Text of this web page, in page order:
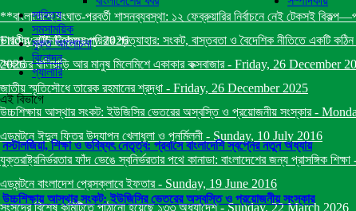
**বাংলাদেশে সংঘাত-পরবর্তী শাসনব্যবস্থা: ১২ ফেব্রুয়ারির নির্বাচনে নেই টেকসই
Friday, 06 February 2026
ভারতীয় কূটনৈতিকদের পরিবার প্রত্যাহার: সংকট, বাস্তবতা ও বৈদেশিক নীতিতে একটি কঠিন
2026
সৈকতের বালিয়াড়ি আর মানুষ মিলেমিশে একাকার কক্সবাজার- Friday, 26 December
জাতীয় স্মৃতিসৌধে তারেক রহমানের শ্রদ্ধা - Friday, 26 December 2025
উচ্চশিক্ষায় আস্থার সংকট: ইউজিসির ভেতরের অস্বস্তি ও প্রয়োজনীয় সংস্কার-
এডমন্টনে ঈদুল ফিতর উদযাপন খেলাধুলা ও পূনর্মিলনী - Sunday, 10 July 2016
যুক্তরাষ্ট্রনির্ভরতার ফাঁদ ভেঙে স্বনির্ভরতার পথে কানাডা: বাংলাদেশের জন্য প্রাসঙ্গিক শিক্ষা
এডমন্টনে বাংলাদেশ প্রেসক্লাবে ইফতার- Sunday, 19 June 2016
সংসদের বিশেষ কমিটিতে পাঠানো হয়েছে ১৩৩ অধ্যাদেশ-Sunday, 22 March 2026
সাহিত্য
সমসাময়িক
মুক্ত আলোচনা
বিনোদন
গ্যালারি
এই বিভাগে
নস্টালজিয়া, শিক্ষা ও ভবিষ্যৎ নেতৃত্ব: প্রবাসে বাংলাদেশি স্বপ্নের নতুন অধ্যায়
উচ্চশিক্ষায় আস্থার সংকট: ইউজিসির ভেতরের অস্বস্তি ও প্রয়োজনীয় সংস্কার